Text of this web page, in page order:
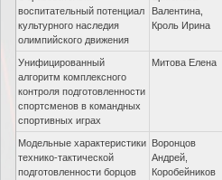
воспитательный потенциал
культурного наследия
олимпийского движения
Валентина,
Кроль Ирина
Унифицированный
алгоритм комплексного
контроля подготовленности
спортсменов в командных
спортивных играх
Митова Елена
Модельные характеристики
технико-тактической
подготовленности борцов
Воронцов
Андрей,
Коробейников